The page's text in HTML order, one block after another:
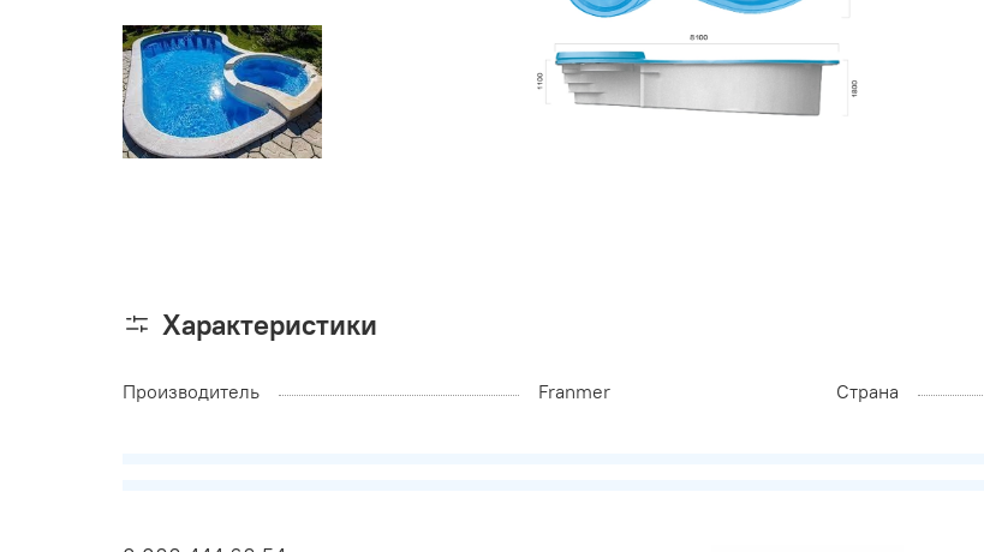
Характеристики
Производитель Franmer Страна